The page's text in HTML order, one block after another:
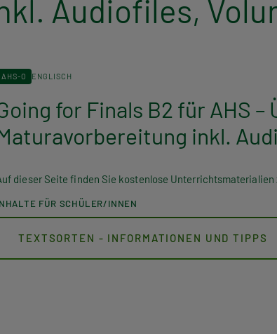
Audiofiles,
AHS-O ENGLISCH
for Finals B2 für AHS
inkl.
dieser Seite finden Sie kostenlose Unterrichtsmaterialien
FÜR SCHÜLER/INNEN
TEXTSORTEN - INFORMATIONEN UND TIPPS